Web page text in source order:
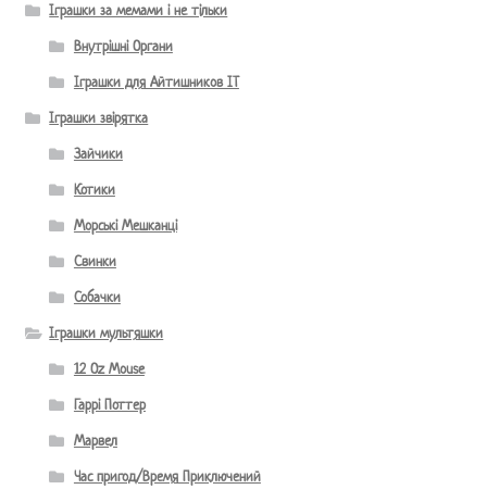
Іграшки за мемами і не тільки
Внутрішні Органи
Іграшки для Айтишников IT
Іграшки звірятка
Зайчики
Котики
Морські Мешканці
Свинки
Собачки
Іграшки мультяшки
12 Oz Mouse
Гаррі Поттер
Марвел
Час пригод/Время Приключений